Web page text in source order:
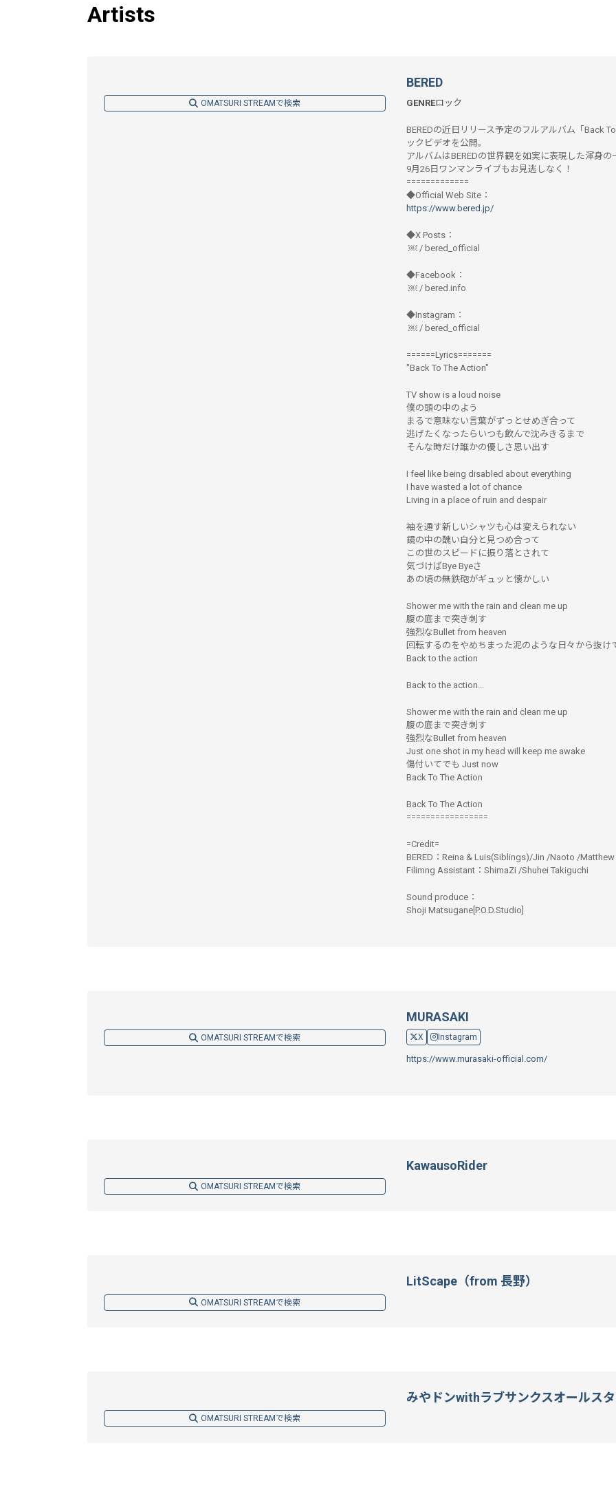
Artists
OMATSURI STREAMで検索
BERED
GENREロック
BEREDの近日リリース予定のフルアルバム「Back
ックビデオを公開。
アルバムはBEREDの世界観を如実に表現した渾身の
9月26日ワンマンライブもお見逃しなく！
=============
◆Official Web Site：
https://www.bered.jp/
◆X Posts：
￼ / bered_official
◆Facebook：
￼ / bered.info
◆Instagram：
￼ / bered_official
======Lyrics=======
"Back To The Action"
TV show is a loud noise
僕の頭の中のよう
まるで意味ない言葉がずっとせめぎ合って
逃げたくなったらいつも飲んで沈みきるまで
そんな時だけ誰かの優しさ思い出す
I feel like being disabled about everything
I have wasted a lot of chance
Living in a place of ruin and despair
袖を通す新しいシャツも心は変えられない
鏡の中の醜い自分と見つめ合って
この世のスピードに振り落とされて
気づけばBye Byeさ
あの頃の無鉄砲がギュッと懐かしい
Shower me with the rain and clean me up
腹の底まで突き刺す
強烈なBullet from heaven
回転するのをやめちまった泥のような日々から抜け
Back to the action
Back to the action...
Shower me with the rain and clean me up
腹の底まで突き刺す
強烈なBullet from heaven
Just one shot in my head will keep me awake
傷付いてでも Just now
Back To The Action
Back To The Action
=================
=Credit=
BERED：Reina & Luis(Siblings)/Jin /Naoto /Matthew
Filimng Assistant：ShimaZi /Shuhei Takiguchi
Sound produce：
Shoji Matsugane[P.O.D.Studio]
OMATSURI STREAMで検索
MURASAKI
X Instagram
https://www.murasaki-official.com/
OMATSURI STREAMで検索
KawausoRider
OMATSURI STREAMで検索
LitScape（from 長野）
OMATSURI STREAMで検索
みやドンwithラブサンクスオールス